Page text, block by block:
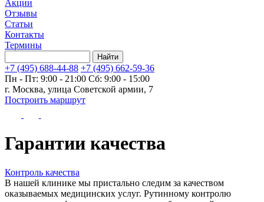
Акции
Отзывы
Статьи
Контакты
Термины
+7 (495) 688-44-88 +7 (495) 662-59-36
Пн - Пт: 9:00 - 21:00 Сб: 9:00 - 15:00
г. Москва, улица Советской армии, 7
Построить маршрут
Гарантии качества
Контроль качества
В нашей клинике мы пристально следим за качеством
оказываемых медицинских услуг. Рутинному контролю